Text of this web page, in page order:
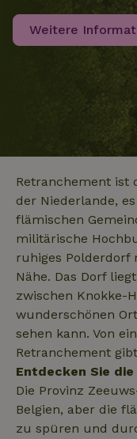
Weitere
Retranchement ist
der Niederlande,
flämischen
militärische
ruhiges
Nähe. Das Dorf
zwischen Knokke-
wunderschönen
sehen kann. Von
Retranchement
Entdecken Sie die
Die Provinz
Belgien, aber die
zu spüren und
_ga_JRK1QL37RY
_nhft_privacy-policy
_nhft_term-search
policy
_nhft_translations